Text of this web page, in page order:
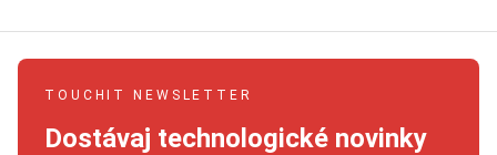
TOUCHIT NEWSLETTER
Dostávaj technologické novinky